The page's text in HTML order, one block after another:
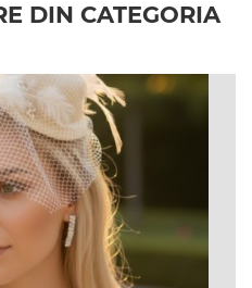
DIN CATEGORIA